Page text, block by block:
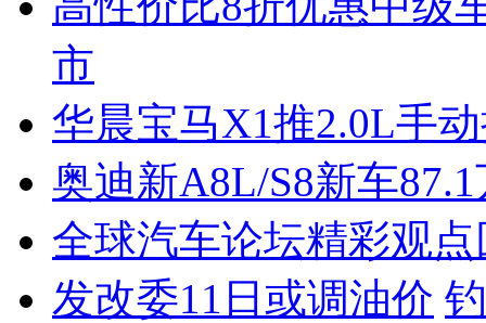
市
华晨宝马X1推2.0L手
奥迪新A8L/S8新车
全球汽车论坛精彩观点
发改委11日或调油价